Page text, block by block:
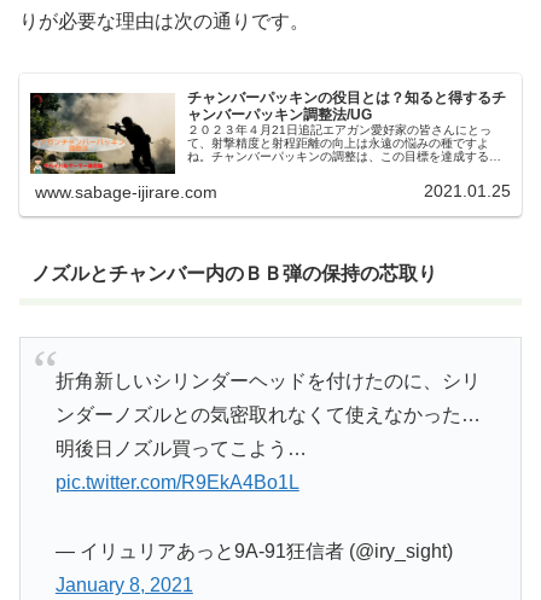
りが必要な理由は次の通りです。
チャンバーパッキンの役目とは？知ると得するチ
ャンバーパッキン調整法/UG
２０２３年４月21日追記エアガン愛好家の皆さんにとっ
て、射撃精度と射程距離の向上は永遠の悩みの種ですよ
ね。チャンバーパッキンの調整は、この目標を達成するた
www.sabage-ijirare.com 2021.01.25
ノズルとチャンバー内のＢＢ弾の保持の芯取り
折角新しいシリンダーヘッドを付けたのに、シリ
ンダーノズルとの気密取れなくて使えなかった…
明後日ノズル買ってこよう…
pic.twitter.com/R9EkA4Bo1L
— イリュリアあっと9A-91狂信者 (@iry_sight)
January 8, 2021